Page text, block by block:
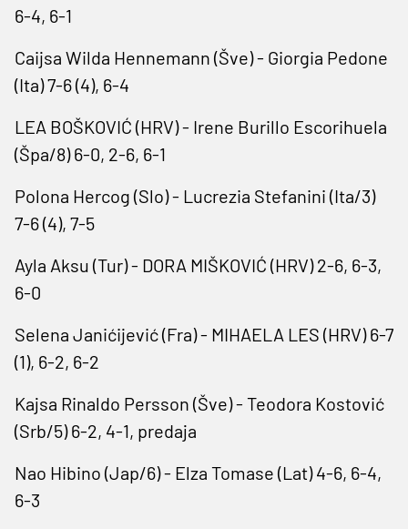
6-4, 6-1
Caijsa Wilda Hennemann (Šve) - Giorgia Pedone
(Ita) 7-6 (4), 6-4
LEA BOŠKOVIĆ (HRV) - Irene Burillo Escorihuela
(Špa/8) 6-0, 2-6, 6-1
Polona Hercog (Slo) - Lucrezia Stefanini (Ita/3)
7-6 (4), 7-5
Ayla Aksu (Tur) - DORA MIŠKOVIĆ (HRV) 2-6, 6-3,
6-0
Selena Janićijević (Fra) - MIHAELA LES (HRV) 6-7
(1), 6-2, 6-2
Kajsa Rinaldo Persson (Šve) - Teodora Kostović
(Srb/5) 6-2, 4-1, predaja
Nao Hibino (Jap/6) - Elza Tomase (Lat) 4-6, 6-4,
6-3